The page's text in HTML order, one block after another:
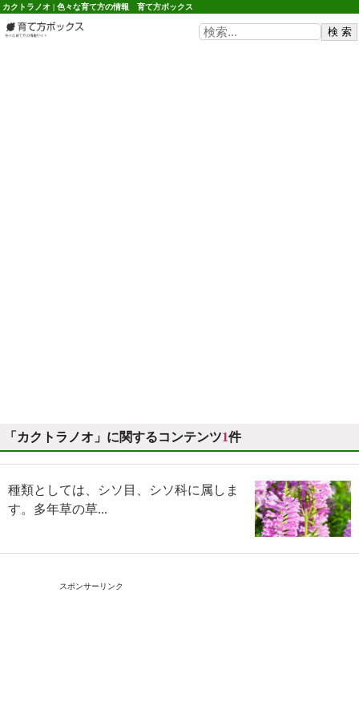
カクトラノオ | 色々な育て方の情報 育て方ボックス
「カクトラノオ」に関するコンテンツ1件
種類としては、シソ目、シソ科に属しま
す。多年草の草...
スポンサーリンク